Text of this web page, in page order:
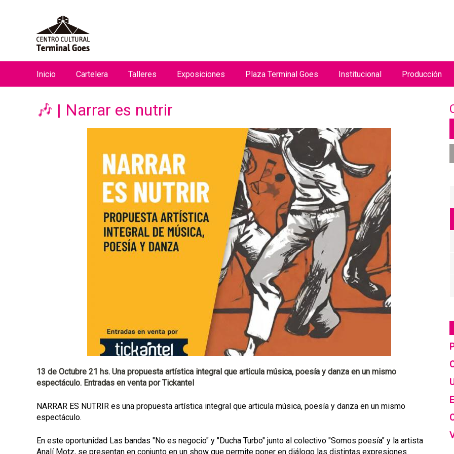
🎶 | Narrar es nutrir
13 de Octubre 21 hs. Una propuesta artística integral que articula música, poesía y danza en un mismo
espectáculo. Entradas en venta por Tickantel
NARRAR ES NUTRIR es una propuesta artística integral que articula música, poesía y danza en un mismo
espectáculo.
En este oportunidad Las bandas "No es negocio" y "Ducha Turbo" junto al colectivo "Somos poesía" y la artista
Analí Motz, se presentan en conjunto en un show que permite poner en diálogo las distintas expresiones
n
Inicio Cartelera Talleres Exposiciones Plaza Terminal Goes Institucional Producción